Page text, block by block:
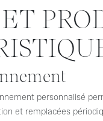
personnalisé
et remplacées